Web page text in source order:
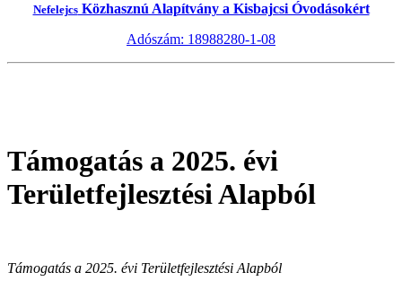
NefelejcsKözhasznú Alapítvány a Kisbajcsi Óvodásokért
Adószám: 18988280-1-08
Támogatás a 2025. évi
Területfejlesztési Alapból
Támogatás a 2025. évi Területfejlesztési Alapból